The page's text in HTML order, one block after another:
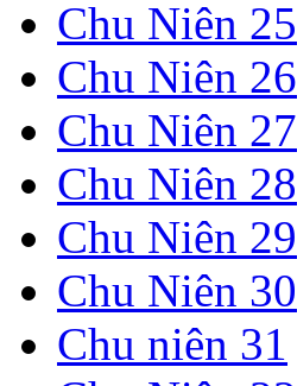
Chu Niên 25
Chu Niên 26
Chu Niên 27
Chu Niên 28
Chu Niên 29
Chu Niên 30
Chu niên 31